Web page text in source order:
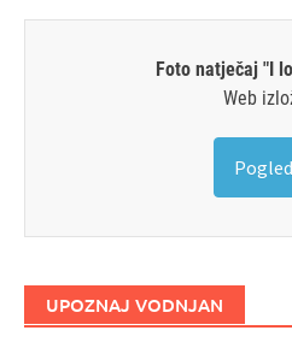
Foto natječaj "I
Web
UPOZNAJ VODNJAN